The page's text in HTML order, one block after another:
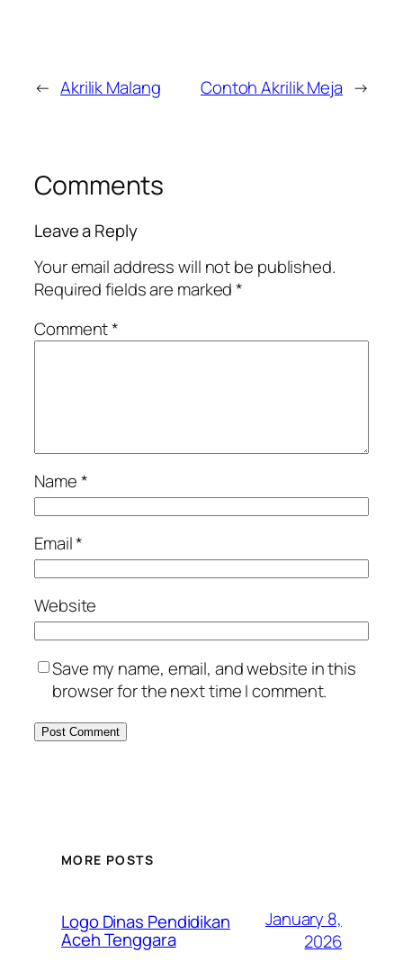
← Akrilik Malang Contoh Akrilik Meja →
Comments
Leave a Reply
Your email address will not be published.
Required fields are marked*
Comment*
Name*
Email*
Website
Save my name, email, and website in this
browser for the next time I comment.
MORE POSTS
Logo Dinas Pendidikan
Aceh Tenggara
January 8,
2026